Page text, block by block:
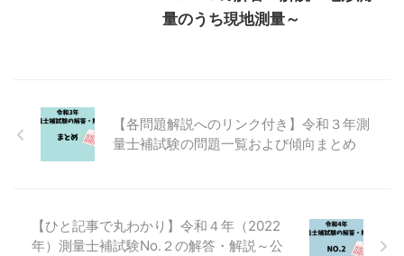
量のうち現地測量～
【各問題解説へのリンク付き】令和３年測
量士補試験の問題一覧および傾向まとめ
【ひと記事で丸わかり】令和４年（2022
年）測量士補試験No.２の解答・解説～公